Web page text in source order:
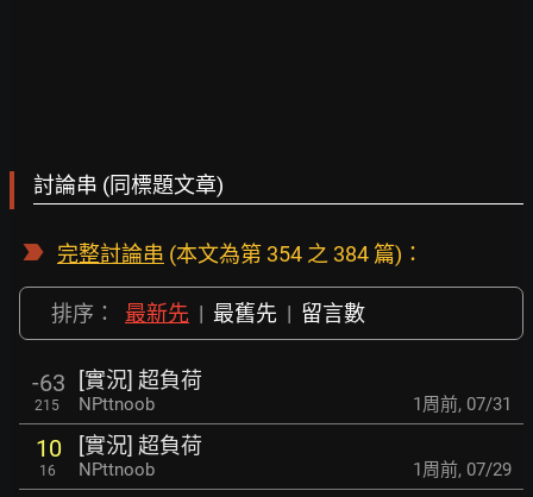
討論串 (同標題文章)
完整討論串 (本文為第 354 之 384 篇)：
排序： 最新先 | 最舊先 | 留言數
-63
215
[實況] 超負荷
NPttnoob 1周前, 07/31
10
16
[實況] 超負荷
NPttnoob 1周前, 07/29